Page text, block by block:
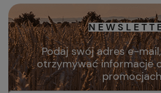
Podaj swój adres e-
otrzymywać informacje